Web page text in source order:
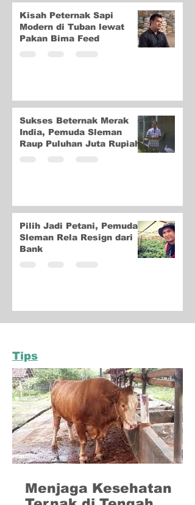
Kisah Peternak Sapi
Modern di Tuban lewat
Pakan Bima Feed
Sukses Beternak Merak
India, Pemuda Sleman
Raup Puluhan Juta Rupiah
Pilih Jadi Petani, Pemuda
Sleman Rela Resign dari
Bank
Tips
Menjaga Kesehatan